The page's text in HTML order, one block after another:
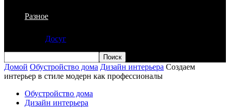
Разное
Досуг
Домой Обустройство дома Дизайн интерьера Создаем
интерьер в стиле модерн как профессионалы
Обустройство дома
Дизайн интерьера